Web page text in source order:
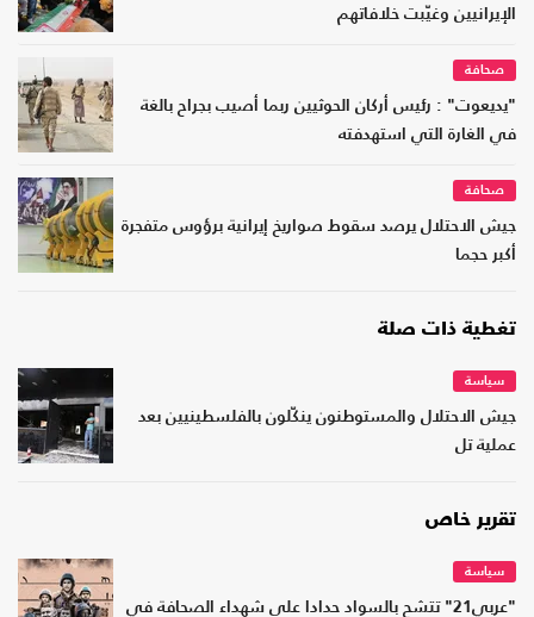
الإيرانيين وغيّبت خلافاتهم
صحافة
"يديعوت" : رئيس أركان الحوثيين ربما أصيب بجراح بالغة
في الغارة التي استهدفته
صحافة
جيش الاحتلال يرصد سقوط صواريخ إيرانية برؤوس متفجرة
أكبر حجما
تغطية ذات صلة
سياسة
جيش الاحتلال والمستوطنون ينكّلون بالفلسطينيين بعد
عملية تل
تقرير خاص
سياسة
"عربي21" تتشح بالسواد حدادا على شهداء الصحافة في